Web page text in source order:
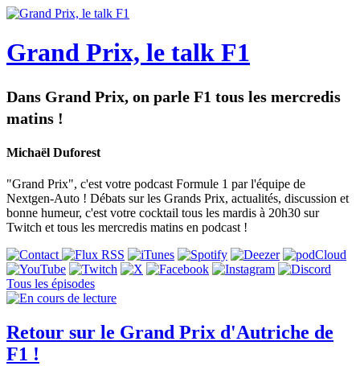
Grand Prix, le talk F1
Dans Grand Prix, on parle F1 tous les mercredis
matins !
Michaël Duforest
"Grand Prix", c'est votre podcast Formule 1 par l'équipe de
Nextgen-Auto ! Débats sur les Grands Prix, actualités, discussion et
bonne humeur, c'est votre cocktail tous les mardis à 20h30 sur
Twitch et tous les mercredis matins en podcast !
Tous les épisodes
Retour sur le Grand Prix d'Autriche de
F1 !